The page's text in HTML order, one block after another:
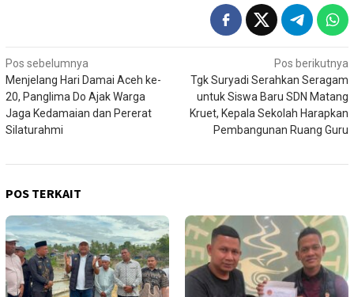
Navigasi
pos
Pos sebelumnya
Menjelang Hari Damai Aceh ke-
20, Panglima Do Ajak Warga
Jaga Kedamaian dan Pererat
Silaturahmi
Pos berikutnya
Tgk Suryadi Serahkan Seragam
untuk Siswa Baru SDN Matang
Kruet, Kepala Sekolah Harapkan
Pembangunan Ruang Guru
POS TERKAIT